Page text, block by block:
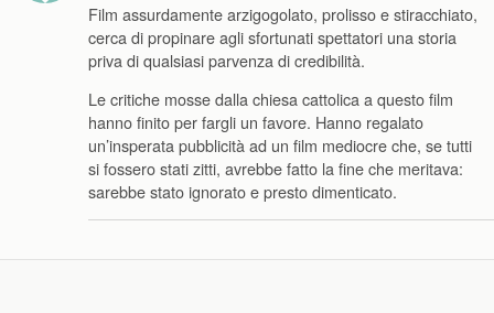
Film assurdamente arzigogolato, prolisso e stiracchiato,
cerca di propinare agli sfortunati spettatori una storia
priva di qualsiasi parvenza di credibilità.
Le critiche mosse dalla chiesa cattolica a questo film
hanno finito per fargli un favore. Hanno regalato
un’insperata pubblicità ad un film mediocre che, se tutti
si fossero stati zitti, avrebbe fatto la fine che meritava:
sarebbe stato ignorato e presto dimenticato.